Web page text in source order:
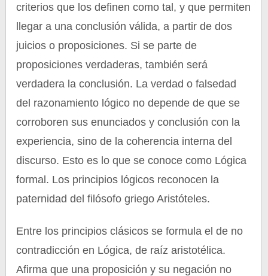
criterios que los definen como tal, y que permiten
llegar a una conclusión válida, a partir de dos
juicios o proposiciones. Si se parte de
proposiciones verdaderas, también será
verdadera la conclusión. La verdad o falsedad
del razonamiento lógico no depende de que se
corroboren sus enunciados y conclusión con la
experiencia, sino de la coherencia interna del
discurso. Esto es lo que se conoce como Lógica
formal. Los principios lógicos reconocen la
paternidad del filósofo griego Aristóteles.
Entre los principios clásicos se formula el de no
contradicción en Lógica, de raíz aristotélica.
Afirma que una proposición y su negación no